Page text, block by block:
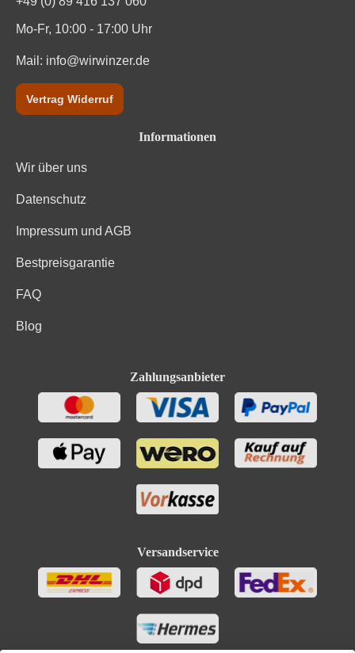
Durchschnittliche nährwertangaben
Kohlenhydrate davon Zucker
Trauben, Konservierungsstoffe (Sulfite). Enthält
Mo-Fr, 10:00 - 17:00 Uhr
Mail: info@wirwinzer.de
Vertrag Widerruf
Informationen
Wir über uns
Datenschutz
Impressum und AGB
Bestpreisgarantie
FAQ
Blog
Zahlungsanbieter
Versandservice